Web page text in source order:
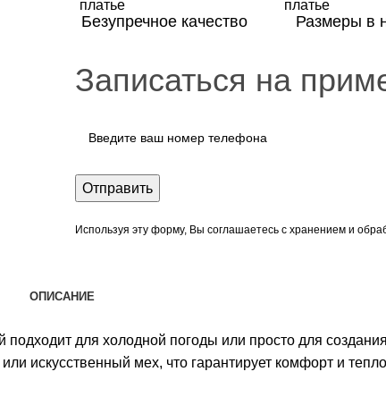
Безупречное качество Размеры в
Записаться на
Используя эту форму, Вы соглашаетесь с хранением и
ОПИСАНИЕ
для холодной погоды или просто для
искусственный мех, что гарантирует комфорт и